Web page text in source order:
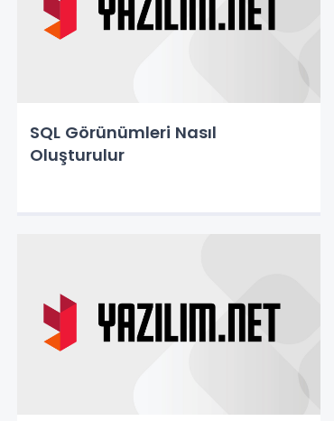
SQL Görünümleri Nasıl
Oluşturulur